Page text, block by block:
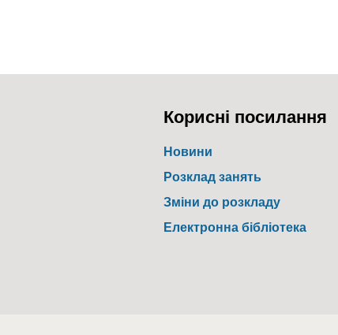
Корисні посилання
Новини
Розклад занять
Зміни до розкладу
Електронна бібліотека